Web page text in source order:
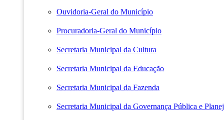
Ouvidoria-Geral do Município
Procuradoria-Geral do Município
Secretaria Municipal da Cultura
Secretaria Municipal da Educação
Secretaria Municipal da Fazenda
Secretaria Municipal da Governança Pública e